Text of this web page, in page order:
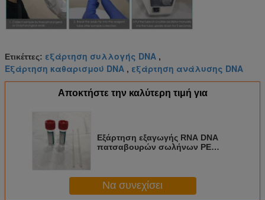
Ετικέττες: εξάρτηση συλλογής DNA ,
Εξάρτηση καθαρισμού DNA , εξάρτηση ανάλυσης DNA
Αποκτήστε την καλύτερη τιμή για
Εξάρτηση εξαγωγής RNA DNA
πατσαβουρών σωλήνων PE
PCR την κορώνα
Να συνεχίσει